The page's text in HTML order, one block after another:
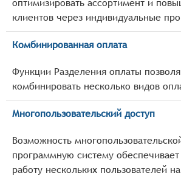
оптимизировать ассортимент и
клиентов через индивидуальные
Комбинированная оплата
Функции Разделения оплаты
комбинировать несколько видов
Многопользовательский доступ
Возможность
программную систему
работу нескольких пользователей